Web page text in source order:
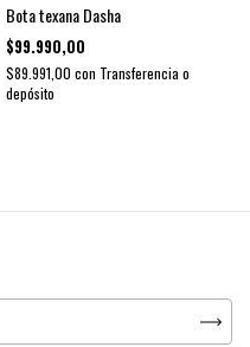
Bota texana Dasha
$99.990,00
$89.991,00 con Transferencia o
depósito